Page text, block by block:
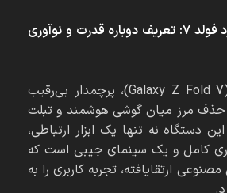
سامسونگ گلکسی زد فولد ۷: تعریف دوباره قدرت و نوآوری
گلکسی زد فولد ۷ (Galaxy Z Fold 7)، پرچمدار بی‌رقیب
مرز میان گوشی هوشمند و تبلت
دستگاه نه تنها یک ابزار ارتباطی،
کامل و یک سینمای جیبی است که
ارتقایافته، تجربه کاربری را به